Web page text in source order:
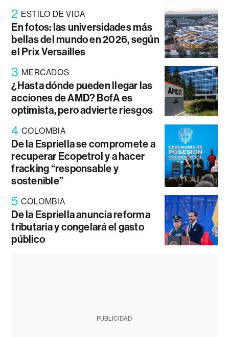
2 ESTILO DE VIDA
En fotos: las universidades más
bellas del mundo en 2026, según
el Prix Versailles
3 MERCADOS
¿Hasta dónde pueden llegar las
acciones de AMD? BofA es
optimista, pero advierte riesgos
4 COLOMBIA
De la Espriella se compromete a
recuperar Ecopetrol y a hacer
fracking “responsable y
sostenible”
5 COLOMBIA
De la Espriella anuncia reforma
tributaria y congelará el gasto
público
PUBLICIDAD